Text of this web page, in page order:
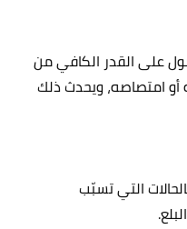
على القدر الكافي من
أو امتصاصه، ويحدث ذلك
التي تسبّب